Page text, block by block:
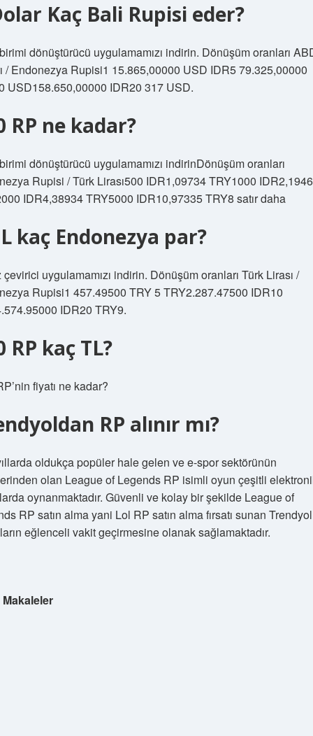
Kaç Bali Rupisi eder?
dönüştürücü uygulamamızı indirin. Dönüşüm oranları
/ Endonezya Rupisi1 15.865,00000 USD IDR5 79.325,00000
USD158.650,00000 IDR20 317 USD.
RP ne kadar?
dönüştürücü uygulamamızı indirinDönüşüm oranları
Rupisi / Türk Lirası500 IDR1,09734 TRY1000
IDR4,38934 TRY5000 IDR10,97335 TRY8 satır daha
kaç Endonezya par?
uygulamamızı indirin. Dönüşüm oranları Türk Lirası /
Rupisi1 457.49500 TRY 5 TRY2.287.47500 IDR10
IDR20 TRY9.
RP kaç TL?
fiyatı ne kadar?
RP alınır mı?
oldukça popüler hale gelen ve e-spor sektörünün
olan League of Legends RP isimli oyun çeşitli
oynanmaktadır. Güvenli ve kolay bir şekilde League of
RP satın alma yani Lol RP satın alma fırsatı sunan
eğlenceli vakit geçirmesine olanak sağlamaktadır.
Makaleler